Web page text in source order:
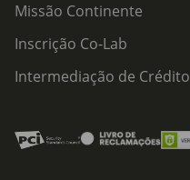
Missão Continente
Inscrição Co-Lab
Intermediação de Crédito